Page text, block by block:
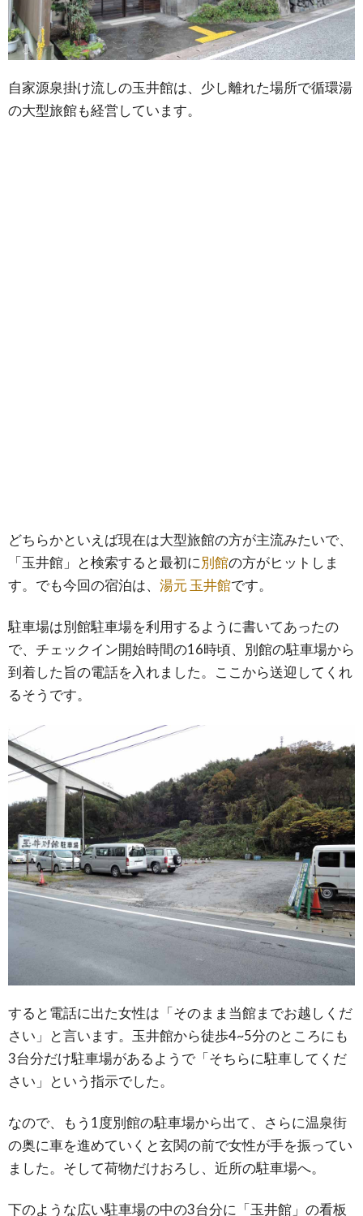
自家源泉掛け流しの玉井館は、少し離れた場所で循環湯
の大型旅館も経営しています。
どちらかといえば現在は大型旅館の方が主流みたいで、
「玉井館」と検索すると最初に 別館の方がヒットしま
す。でも今回の宿泊は、 湯元 玉井館です。
駐車場は別館駐車場を利用するように書いてあったの
で、チェックイン開始時間の16時頃、別館の駐車場から
到着した旨の電話を入れました。ここから送迎してくれ
るそうです。
すると電話に出た女性は「そのまま当館までお越しくだ
さい」と言います。玉井館から徒歩4~5分のところにも
3台分だけ駐車場があるようで「そちらに駐車してくだ
さい」という指示でした。
なので、もう1度別館の駐車場から出て、さらに温泉街
の奥に車を進めていくと玄関の前で女性が手を振ってい
ました。そして荷物だけおろし、近所の駐車場へ。
下のような広い駐車場の中の3台分に「玉井館」の看板